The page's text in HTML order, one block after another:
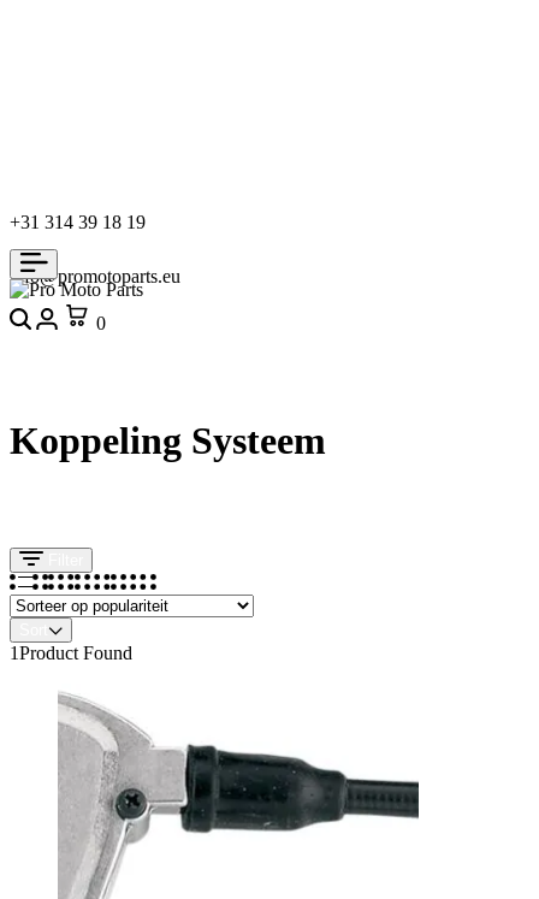
+31 314 39 18 19
info@promotoparts.eu
Search
Login
0
Koppeling Systeem
1Product Found